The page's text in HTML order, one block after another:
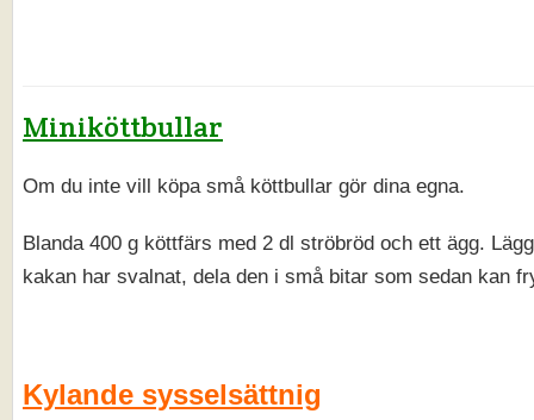
Miniköttbullar
Om du inte vill köpa små köttbullar gör dina egna.
Blanda 400 g köttfärs med 2 dl ströbröd och ett ägg.
kakan har svalnat, dela den i små bitar som sedan kan
Kylande sysselsättnig